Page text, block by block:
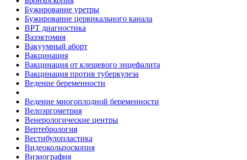
Бужирование уретры
Бужирование цервикального канала
ВРТ диагностика
Вазэктомия
Вакуумный аборт
Вакцинация
Вакцинация от клещевого энцефалита
Вакцинация против туберкулеза
Ведение беременности
Ведение многоплодной беременности
Велоэргометрия
Венерологические центры
Вертебрология
Вестибулопластика
Видеокольпоскопия
Визиография